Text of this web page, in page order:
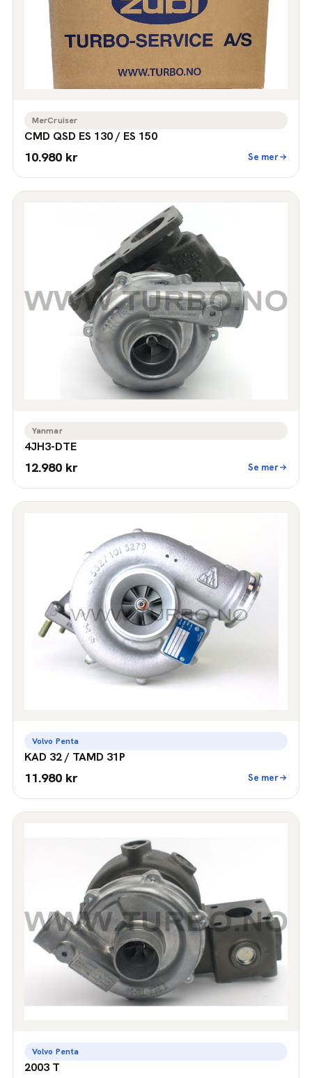
MerCruiser
CMD QSD ES 130 / ES 150
10.980 kr Se mer
Yanmar
4JH3-DTE
12.980 kr Se mer
Volvo Penta
KAD 32 / TAMD 31P
11.980 kr Se mer
Volvo Penta
2003 T